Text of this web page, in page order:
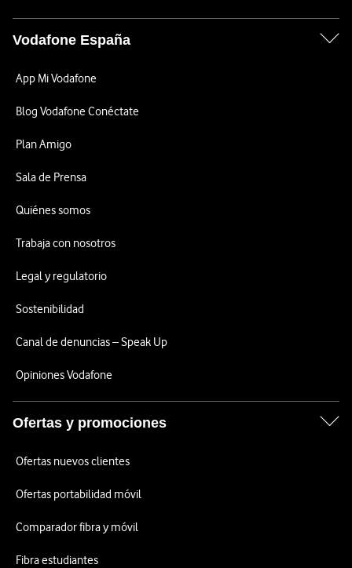
Vodafone España
App Mi Vodafone
Blog Vodafone Conéctate
Plan Amigo
Sala de Prensa
Quiénes somos
Trabaja con nosotros
Legal y regulatorio
Sostenibilidad
Canal de denuncias – Speak Up
Opiniones Vodafone
Ofertas y promociones
Ofertas nuevos clientes
Ofertas portabilidad móvil
Comparador fibra y móvil
Fibra estudiantes